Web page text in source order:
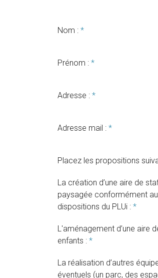
Nom : *
Prénom : *
Adresse : *
Adresse mail : *
Placez les propositions
La création d’une aire de
paysagée conformément
dispositions du PLUi : *
L'aménagement d’une aire
enfants : *
La réalisation d’autres
éventuels (un parc, des